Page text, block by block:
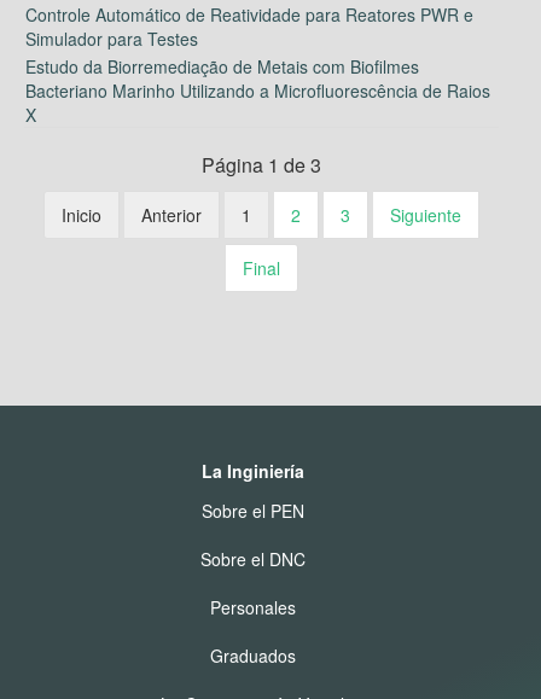
Controle Automático de Reatividade para Reatores PWR e
Simulador para Testes
Estudo da Biorremediação de Metais com Biofilmes
Bacteriano Marinho Utilizando a Microfluorescência de Raios
X
Página 1 de 3
Inicio Anterior 1 2 3 Siguiente
Final
La Inginiería
Sobre el PEN
Sobre el DNC
Personales
Graduados